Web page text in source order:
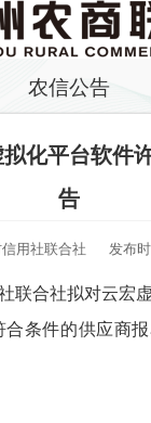
农信公告
化平台软件
告
用社联合社 发布
联合社拟对云宏
合条件的供应商